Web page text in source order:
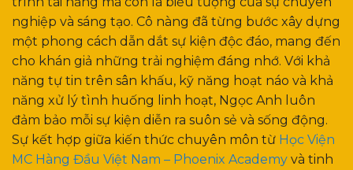
nghiệp và sáng tạo. Cô nàng đã từng bước xây dựng
một phong cách dẫn dắt sự kiện độc đáo, mang đến
cho khán giả những trải nghiệm đáng nhớ. Với khả
năng tự tin trên sân khấu, kỹ năng hoạt náo và khả
năng xử lý tình huống linh hoạt, Ngọc Anh luôn
đảm bảo mỗi sự kiện diễn ra suôn sẻ và sống động.
Sự kết hợp giữa kiến thức chuyên môn từ Học Viện
MC Hàng Đầu Việt Nam – Phoenix Academy và tinh